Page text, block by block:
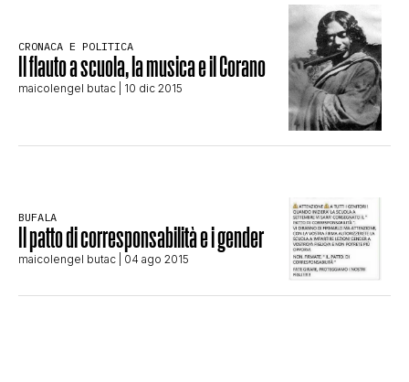
INTRATTENIMENTO
COMPLOTTI, LEGGENDE URBANE ED
EDITORIALI
CRONACA E POLITICA
Il flauto a scuola, la musica e il Corano
maicolengel butac | 10 dic 2015
BUFALA
Il patto di corresponsabilità e i gender
maicolengel butac | 04 ago 2015